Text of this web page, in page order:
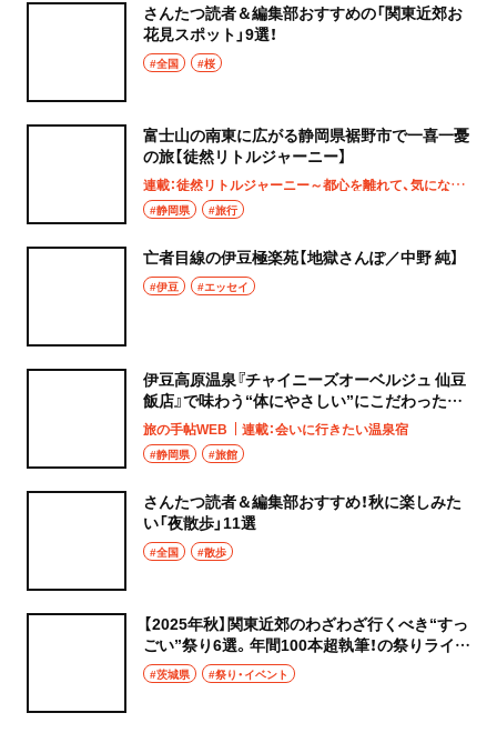
さんたつ読者＆編集部おすすめの「関東近郊お
花見スポット」9選！
#全国 #桜
富士山の南東に広がる静岡県裾野市で一喜一憂
の旅【徒然リトルジャーニー】
連載：徒然リトルジャーニー～都心を離れて、気になる土地へ
#静岡県 #旅行
亡者目線の伊豆極楽苑【地獄さんぽ／中野 純】
#伊豆 #エッセイ
伊豆高原温泉『チャイニーズオーベルジュ 仙豆
飯店』で味わう“体にやさしい”にこだわったコ
スト度外視の無添加中華
旅の手帖WEB 連載：会いに行きたい温泉宿
#静岡県 #旅館
さんたつ読者＆編集部おすすめ！秋に楽しみた
い「夜散歩」11選
#全国 #散歩
【2025年秋】関東近郊のわざわざ行くべき“すっ
ごい”祭り6選。年間100本超執筆！の祭りライタ
ーが本気で厳選
#茨城県 #祭り・イベント